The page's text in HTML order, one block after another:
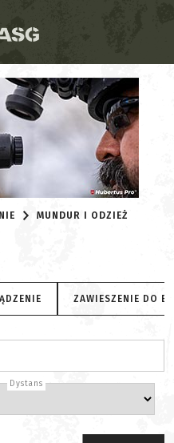
MUNDUR I ODZIEŻ
ZAWIESZENIE DO
Dystans